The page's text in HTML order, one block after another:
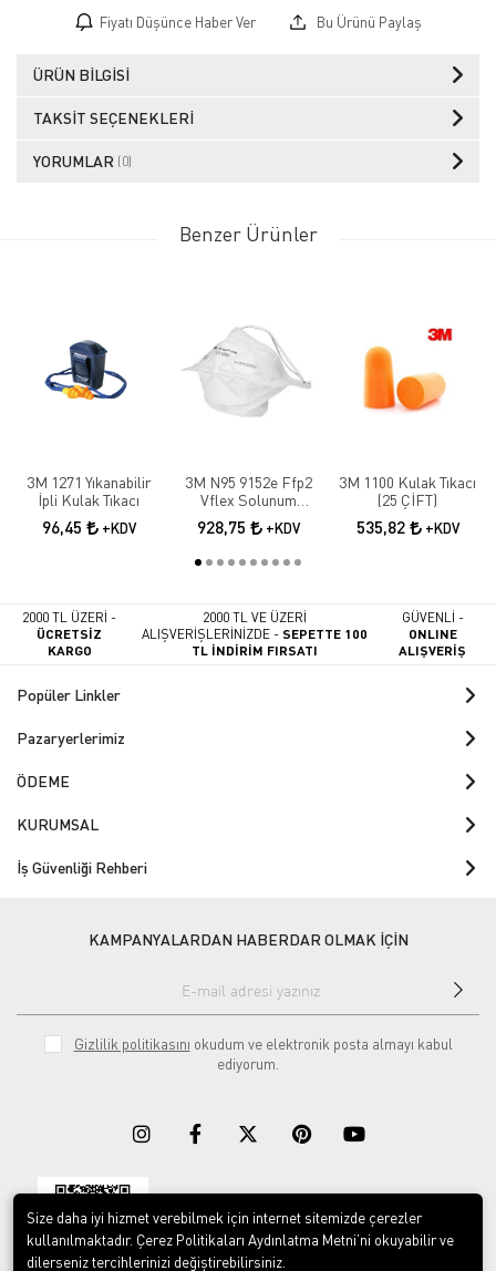
Fiyatı Düşünce Haber Ver Bu Ürünü Paylaş
ÜRÜN BILGISI
TAKSIT SEÇENEKLERI
YORUMLAR (0)
Benzer Ürünler
3M 1271 Yıkanabilir
İpli Kulak Tıkacı
96,45 +KDV
3M N95 9152e Ffp2
Vflex Solunum
Maskesi 10 Adet
928,75 +KDV
3M 1100 Kulak Tıkacı
(25 ÇİFT)
535,82 +KDV
2000 TL ÜZERİ -
ÜCRETSİZ
KARGO
2000 TL VE ÜZERİ
ALIŞVERİŞLERİNİZDE -SEPETTE 100
TL İNDİRİM FIRSATI
GÜVENLİ -
ONLINE
ALIŞVERİŞ
Popüler Linkler
Pazaryerlerimiz
ÖDEME
KURUMSAL
İş Güvenliği Rehberi
KAMPANYALARDAN HABERDAR OLMAK İÇİN
Gizlilik politikasını okudum ve elektronik posta almayı kabul
ediyorum.
Download on the
App Store
Download on
Google play
Size daha iyi hizmet verebilmek için internet sitemizde çerezler
kullanılmaktadır. Çerez Politikaları Aydınlatma Metni’ni okuyabilir ve
dilerseniz tercihlerinizi değiştirebilirsiniz.